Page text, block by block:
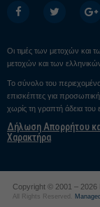
Ιούνιος 24
Απρίλιος 24
Μάρτιος 24
Φεβρουάριος 24
Ιανουάριος 24
Νοέμβριος 23
Οκτώβριος 23
Οι τιμές των μετοχών και
μετοχών και των
Το σύνολο του
επισκέπτες για
χωρίς τη γραπτή άδεια του
Δήλωση Απορρήτου
Χαρακτήρα
Copyright © 2001 – 2026
All Rights Reserved.